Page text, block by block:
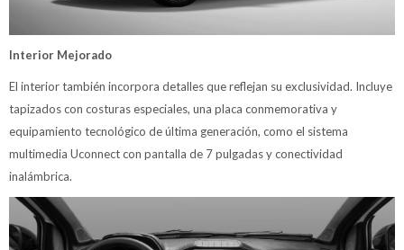
Interior Mejorado
El interior también incorpora detalles que reflejan su exclusividad. Incluye
tapizados con costuras especiales, una placa conmemorativa y
equipamiento tecnológico de última generación, como el sistema
multimedia Uconnect con pantalla de 7 pulgadas y conectividad
inalámbrica.